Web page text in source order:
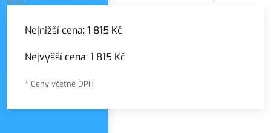
Nejnižší cena:1 815 Kč
Nejvyšší cena:1 815 Kč
* Ceny včetně DPH